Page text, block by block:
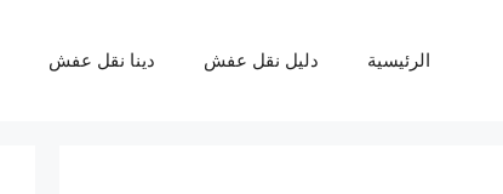
الرئيسية دليل نقل عفش دينا نقل عفش